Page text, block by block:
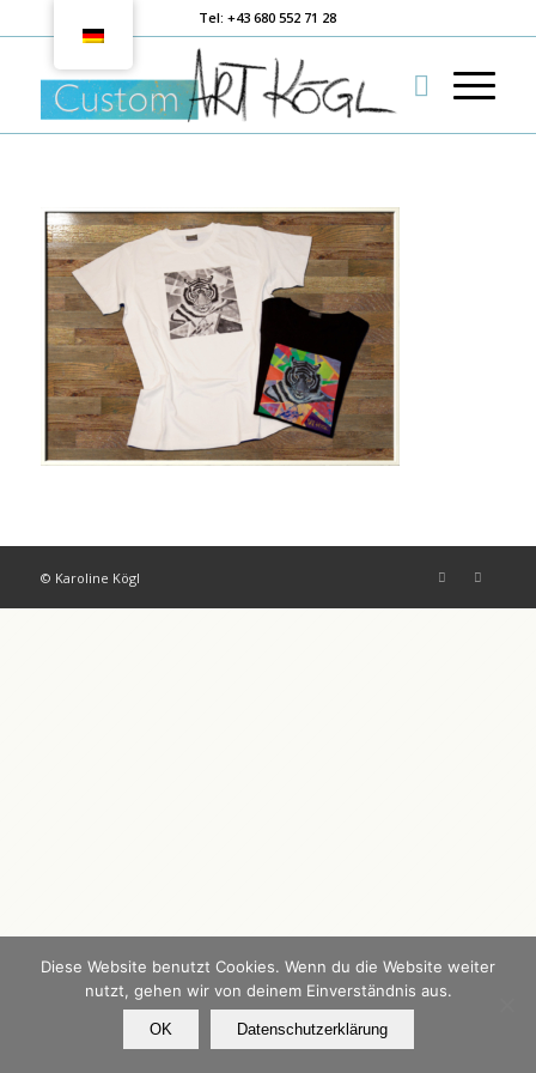
Tel: +43 680 552 71 28
© Karoline Kögl
Diese Website benutzt Cookies. Wenn du die Website weiter
nutzt, gehen wir von deinem Einverständnis aus.
OK Datenschutzerklärung